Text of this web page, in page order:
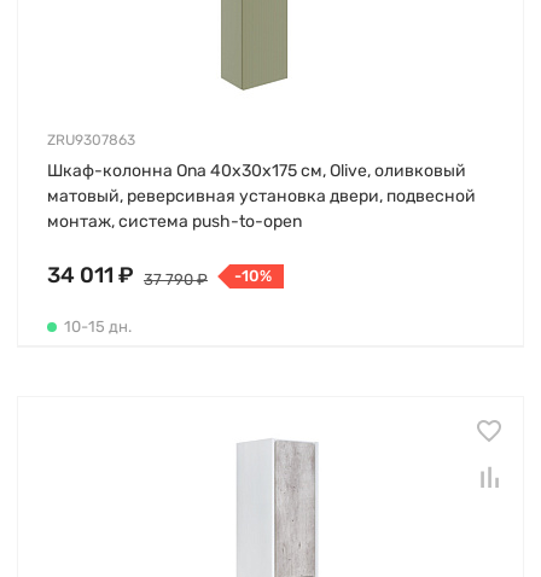
ZRU9307863
Шкаф-колонна Ona 40х30х175 см, Olive, оливковый
матовый, реверсивная установка двери, подвесной
монтаж, система push-to-open
34 011 ₽ 37 790 ₽ -10%
10-15 дн.